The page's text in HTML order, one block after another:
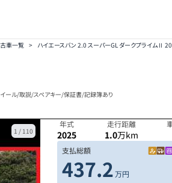
車一覧 > ハイエースバン 2.0 スーパーGL ダークプライムⅡ
ール/取説/スペアキー/保証書/記録簿あり
1 / 110
年式
2025
走行距離
1.0万km
支払総額
437.2万円